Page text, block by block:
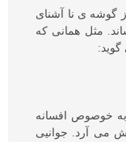
گوشه ی نا آشنای
مثل همانی که
خوصوص افسانه
می آرد. جوانیی